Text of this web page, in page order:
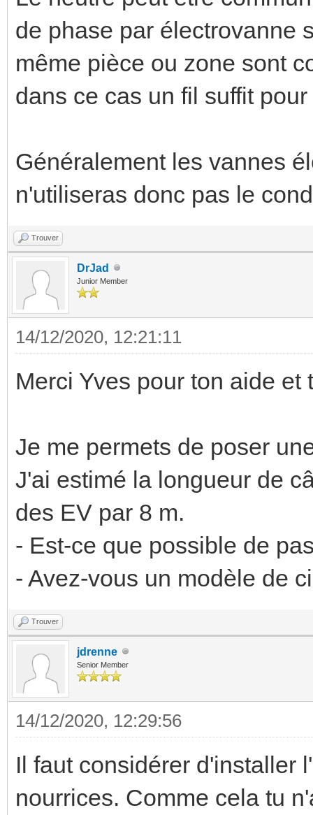
de phase par électrovanne
même pièce ou zone sont
dans ce cas un fil suffit
Généralement les vannes
n'utiliseras donc pas le
Trouver
DrJad
Junior Member
14/12/2020, 12:21:11
Merci Yves pour ton aide et
Je me permets de poser
J'ai estimé la longueur de
des EV par 8 m.
- Est-ce que possible de
- Avez-vous un modèle de
Trouver
jdrenne
Senior Member
14/12/2020, 12:29:56
Il faut considérer d'installer
nourrices. Comme cela tu